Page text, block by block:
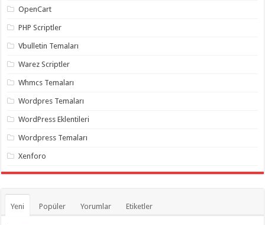
OpenCart
PHP Scriptler
Vbulletin Temaları
Warez Scriptler
Whmcs Temaları
Wordpres Temaları
WordPress Eklentileri
Wordpress Temaları
Xenforo
Yeni Popüler Yorumlar Etiketler